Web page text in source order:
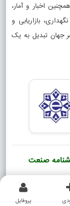
اخبار و آمار،
بازاریابی و
جهان تبدیل به یک
صنعت
پروفایل